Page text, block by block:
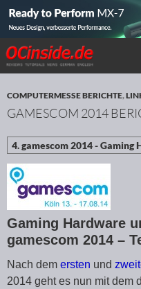
Redaktion ocinside.de
Suchen
ZUM INHALT SPRINGEN
COMPUTERMESSE BERICHTE,
GAMESCOM 2014
Gaming Hardware
gamescom 2014 –
Nach dem ersten und
2014 geht es nun mit dem